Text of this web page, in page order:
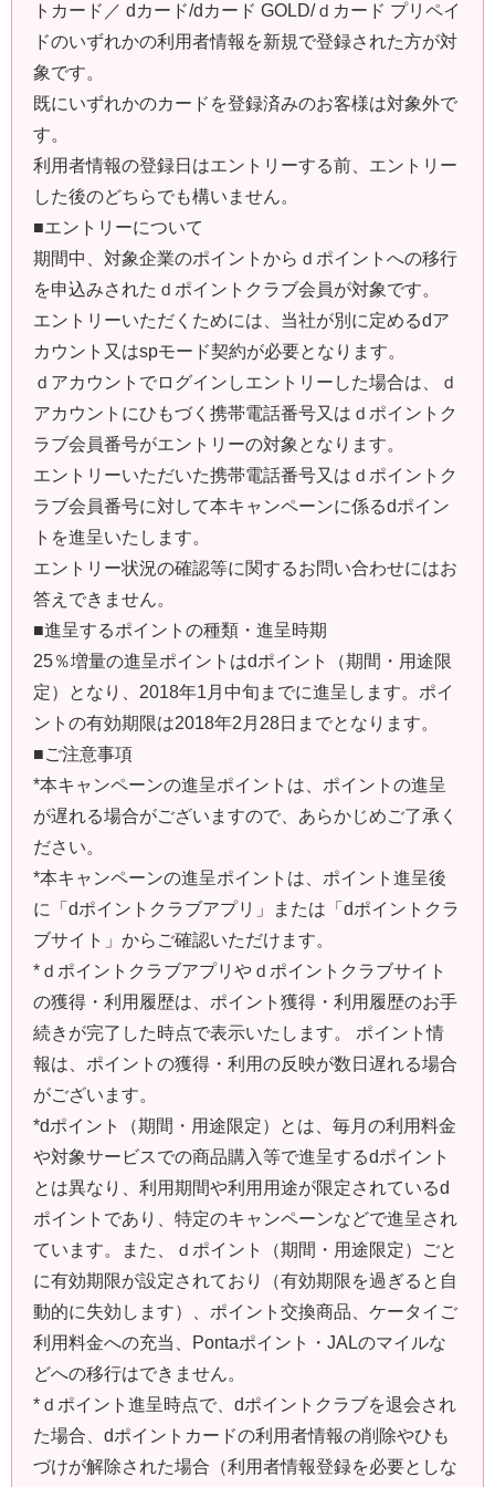
トカード／ dカード/dカード GOLD/ｄカード プリペイ
ドのいずれかの利用者情報を新規で登録された方が対
象です。
既にいずれかのカードを登録済みのお客様は対象外で
す。
利用者情報の登録日はエントリーする前、エントリー
した後のどちらでも構いません。
■エントリーについて
期間中、対象企業のポイントからｄポイントへの移行
を申込みされたｄポイントクラブ会員が対象です。
エントリーいただくためには、当社が別に定めるdア
カウント又はspモード契約が必要となります。
ｄアカウントでログインしエントリーした場合は、ｄ
アカウントにひもづく携帯電話番号又はｄポイントク
ラブ会員番号がエントリーの対象となります。
エントリーいただいた携帯電話番号又はｄポイントク
ラブ会員番号に対して本キャンペーンに係るdポイン
トを進呈いたします。
エントリー状況の確認等に関するお問い合わせにはお
答えできません。
■進呈するポイントの種類・進呈時期
25％増量の進呈ポイントはdポイント（期間・用途限
定）となり、2018年1月中旬までに進呈します。ポイ
ントの有効期限は2018年2月28日までとなります。
■ご注意事項
*本キャンペーンの進呈ポイントは、ポイントの進呈
が遅れる場合がございますので、あらかじめご了承く
ださい。
*本キャンペーンの進呈ポイントは、ポイント進呈後
に「dポイントクラブアプリ」または「dポイントクラ
ブサイト」からご確認いただけます。
*ｄポイントクラブアプリやｄポイントクラブサイト
の獲得・利用履歴は、ポイント獲得・利用履歴のお手
続きが完了した時点で表示いたします。 ポイント情
報は、ポイントの獲得・利用の反映が数日遅れる場合
がございます。
*dポイント（期間・用途限定）とは、毎月の利用料金
や対象サービスでの商品購入等で進呈するdポイント
とは異なり、利用期間や利用用途が限定されているd
ポイントであり、特定のキャンペーンなどで進呈され
ています。また、ｄポイント（期間・用途限定）ごと
に有効期限が設定されており（有効期限を過ぎると自
動的に失効します）、ポイント交換商品、ケータイご
利用料金への充当、Pontaポイント・JALのマイルな
どへの移行はできません。
*ｄポイント進呈時点で、dポイントクラブを退会され
た場合、dポイントカードの利用者情報の削除やひも
づけが解除された場合（利用者情報登録を必要としな